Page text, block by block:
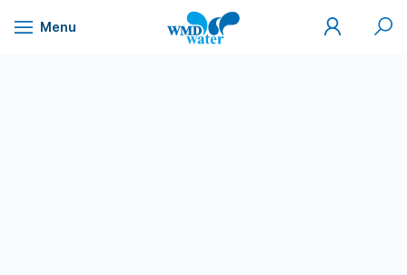
Naar
Menu
WMD
Drinkwater
Mijn
WMD
Zoek